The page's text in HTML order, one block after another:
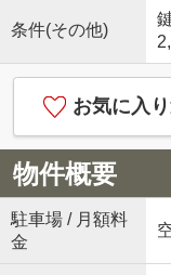
条件(その他)
お気に入
物件概要
駐車場 / 月額料
金